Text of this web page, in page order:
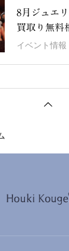
8月ジュエ
買取り無料
イベント情報